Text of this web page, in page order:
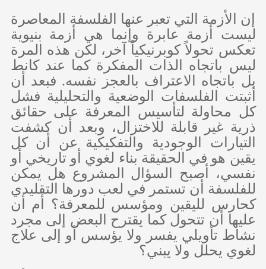
إن الأزمة التي تعبر عنها الفلسفة المعاصرة
ليست أزمة عابرة وإنما هي أزمة بنيوية
تعكس تحولاً كوبرنيكياً آخر، لكن هذه المرة
ليس باتجاه الذات المفكرة كما عند كانط
بل باتجاه الاعتراف بالعجز نفسه. فبعد أن
أثبتت الفلسفات الوضعية والتحليلية فشل
كل محاولة لتأسيس المعرفة على حقائق
ذرية غير قابلة للاختزال، وبعد أن كشفت
التيارات الوجودية والتفكيكية عن أن كل
يقين هو في الحقيقة بناء لغوي أو تاريخي أو
نفسي، أصبح السؤال المشروع هل يمكن
للفلسفة أن تستمر في لعب دورها التقليدي
كحارس لليقين ومؤسس للمعرفة؟ أم أن
عليها أن تتحول كما يقترح البعض إلى مجرد
نشاط تأويلي يفسر ولا يؤسس أو إلى علاج
لغوي يحلل ولا يبني؟